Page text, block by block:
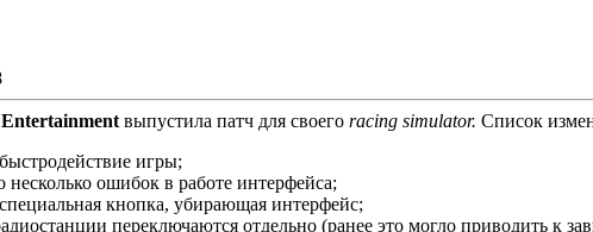
выпустила патч для своего racing simulator. Список
игры;
несколько ошибок в работе интерфейса;
кнопка, убирающая интерфейс;
переключаются отдельно (ранее это могло приводить к